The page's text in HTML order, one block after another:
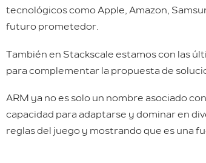
tecnológicos como Apple, Amazon,
futuro prometedor.
También en Stackscale estamos con las
para complementar la propuesta de
ARM ya no es solo un nombre asociado
capacidad para adaptarse y dominar en
reglas del juego y mostrando que es una